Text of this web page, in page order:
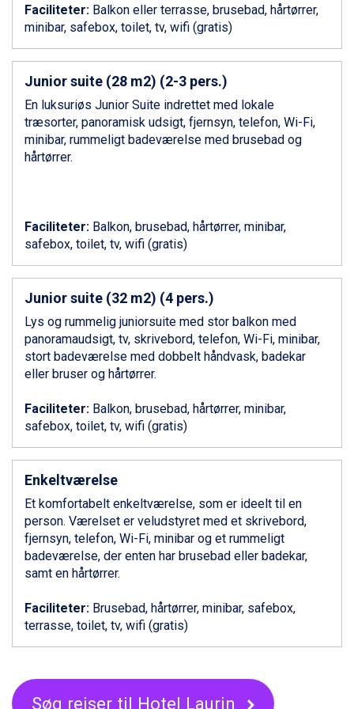
Livigno fra DKK 4.145
Ponte di Legno fra DKK 4.745
Bad Gastein fra DKK 4.195
Alleghe fra DKK 5.595
Sauze dOulx fra DKK 4.045
Arabba fra DKK 7.045
La Thuile fra DKK 4.595
Val Thorens fra DKK 5.395
Cervinia fra DKK 5.295
Sölden fra DKK 8.445
Saalbach fra DKK 5.945
Champoluc fra DKK 3.795
Sestriere fra DKK 4.395
Fieberbrunn fra DKK 6.145
Wagrain fra DKK 4.645
Ischgl fra DKK 7.095
St. Anton fra DKK 7.245
Zell am See fra DKK 4.095
Canazei fra DKK 4.745
Livigno fra DKK 4.145
Bad Gastein fra DKK 4.195
Alleghe fra DKK 5.595
Sauze dOulx fra DKK 4.045
Arabba fra DKK 7.045
La Thuile fra DKK 4.595
Val Thorens fra DKK 5.395
Cervinia fra DKK 5.295
Sölden fra DKK 8.445
Bad Hofgastein fra DKK 5.495
Passo Tonale fra DKK 3.795
Champoluc fra DKK 3.795
Sestriere fra DKK 4.395
Fieberbrunn fra DKK 6.145
Faciliteter: Balkon eller terrasse, brusebad, hårtørrer,
minibar, safebox, toilet, tv, wifi (gratis)
Junior suite (28 m2) (2-3 pers.)
En luksuriøs Junior Suite indrettet med lokale
træsorter, panoramisk udsigt, fjernsyn, telefon, Wi-Fi,
minibar, rummeligt badeværelse med brusebad og
hårtørrer.
Faciliteter: Balkon, brusebad, hårtørrer, minibar,
safebox, toilet, tv, wifi (gratis)
Junior suite (32 m2) (4 pers.)
Lys og rummelig juniorsuite med stor balkon med
panoramaudsigt, tv, skrivebord, telefon, Wi-Fi, minibar,
stort badeværelse med dobbelt håndvask, badekar
eller bruser og hårtørrer.
Faciliteter: Balkon, brusebad, hårtørrer, minibar,
safebox, toilet, tv, wifi (gratis)
Enkeltværelse
Et komfortabelt enkeltværelse, som er ideelt til en
person. Værelset er veludstyret med et skrivebord,
fjernsyn, telefon, Wi-Fi, minibar og et rummeligt
badeværelse, der enten har brusebad eller badekar,
samt en hårtørrer.
Faciliteter: Brusebad, hårtørrer, minibar, safebox,
terrasse, toilet, tv, wifi (gratis)
Søg rejser til Hotel Laurin